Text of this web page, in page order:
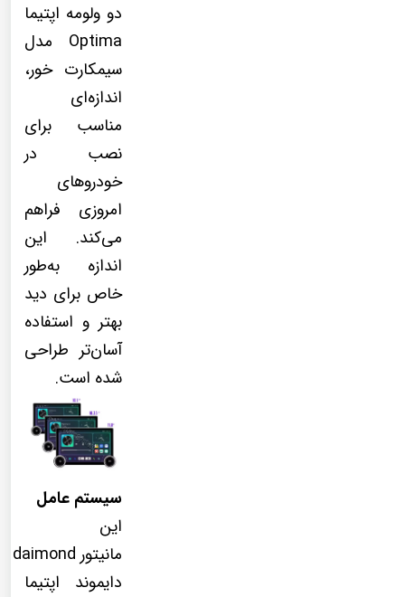
دو ولومه اپتیما
Optima مدل
سیمکارت خور،
اندازه‌ای
مناسب برای
نصب در
خودروهای
امروزی فراهم
می‌کند. این
اندازه به‌طور
خاص برای دید
بهتر و استفاده
آسان‌تر طراحی
شده است.
سیستم عامل
این
مانیتور daimond
دایموند اپتیما